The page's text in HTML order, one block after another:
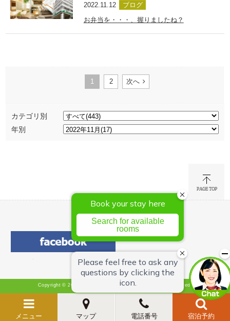
メニュー マップ 電話番号 宿泊予約
2022.11.12
ブログ
お弁当を・・・、握りましたね？
1 2 次へ
カテゴリ別
年別
Copyright © 2026 Hotel Green Chain Sendai All Rights Reserved.